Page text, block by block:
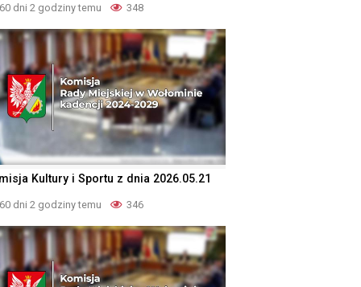
60 dni 2 godziny temu 348
Kultury i Sportu z dnia 2026.05.21
60 dni 2 godziny temu 346